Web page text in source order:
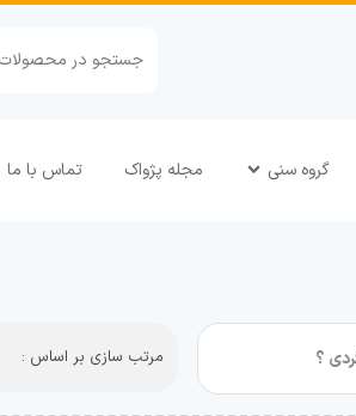
گروه سنی مجله پژواک تماس با ما
مرتب سازی بر اساس :